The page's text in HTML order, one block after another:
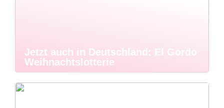
Jetzt auch in Deutschland: El Gordo
Weihnachtslotterie